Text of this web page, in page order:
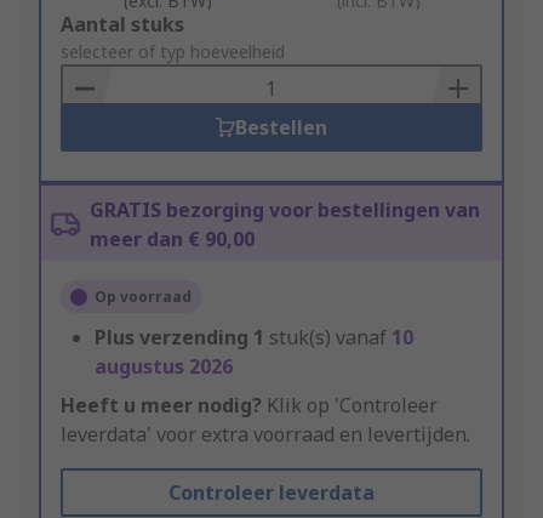
Add
to
Basket
Aantal stuks
selecteer of typ hoeveelheid
Bestellen
GRATIS bezorging voor bestellingen van
meer dan € 90,00
Op voorraad
Plus verzending 1 stuk(s) vanaf 10
augustus 2026
Heeft u meer nodig? Klik op 'Controleer
leverdata' voor extra voorraad en levertijden.
Controleer leverdata